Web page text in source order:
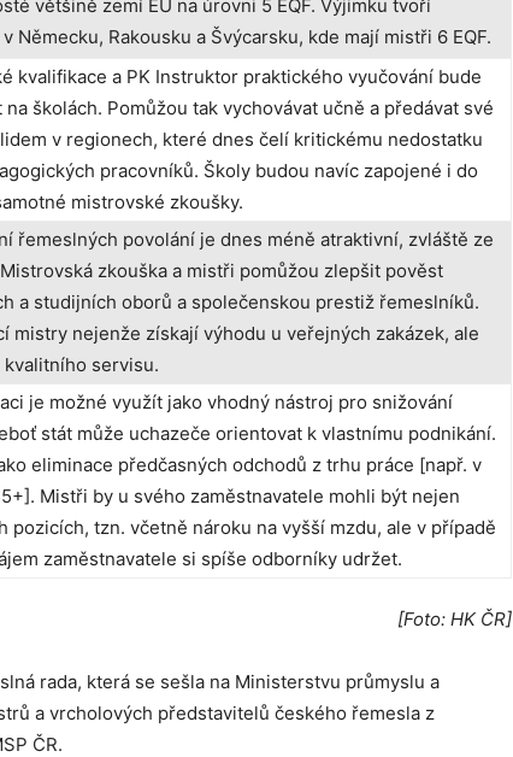
většině zemí EU na úrovni 5 EQF. Výjimku tvoří
Německu, Rakousku a Švýcarsku, kde mají mistři 6 EQF.
kvalifikace a PK Instruktor praktického vyučování bude
školách. Pomůžou tak vychovávat učně a předávat své
v regionech, které dnes čelí kritickému nedostatku
pracovníků. Školy budou navíc zapojené i do
mistrovské zkoušky.
řemeslných povolání je dnes méně atraktivní, zvláště ze
zkouška a mistři pomůžou zlepšit pověst
a studijních oborů a společenskou prestiž řemeslníků.
mistry nejenže získají výhodu u veřejných zakázek, ale
servisu.
je možné využít jako vhodný nástroj pro snižování
stát může uchazeče orientovat k vlastnímu podnikání.
eliminace předčasných odchodů z trhu práce [např. v
Mistři by u svého zaměstnavatele mohli být nejen
pozicích, tzn. včetně nároku na vyšší mzdu, ale v případě
zaměstnavatele si spíše odborníky udržet.
[Foto: HK ČR]
rada, která se sešla na Ministerstvu průmyslu a
a vrcholových představitelů českého řemesla z
ČR.